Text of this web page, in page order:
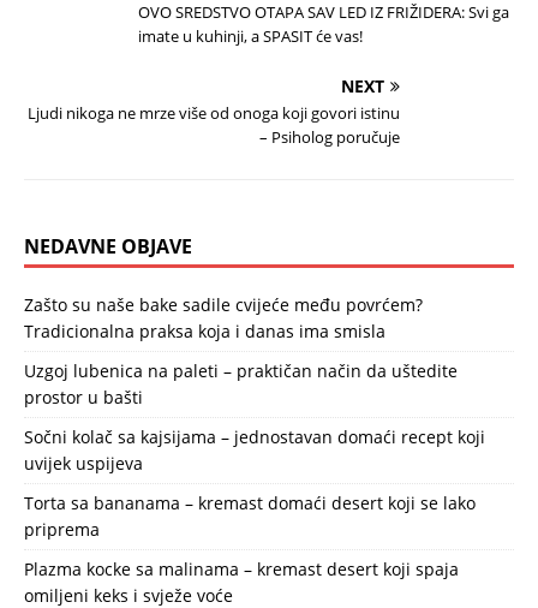
OVO SREDSTVO OTAPA SAV LED IZ FRIŽIDERA: Svi ga
imate u kuhinji, a SPASIT će vas!
NEXT
Ljudi nikoga ne mrze više od onoga koji govori istinu
– Psiholog poručuje
NEDAVNE OBJAVE
Zašto su naše bake sadile cvijeće među povrćem?
Tradicionalna praksa koja i danas ima smisla
Uzgoj lubenica na paleti – praktičan način da uštedite
prostor u bašti
Sočni kolač sa kajsijama – jednostavan domaći recept koji
uvijek uspijeva
Torta sa bananama – kremast domaći desert koji se lako
priprema
Plazma kocke sa malinama – kremast desert koji spaja
omiljeni keks i svježe voće